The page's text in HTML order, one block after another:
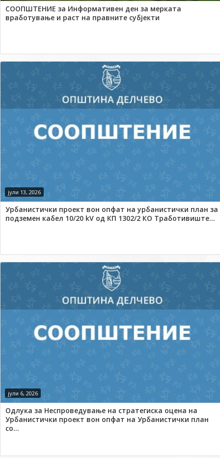
СООПШТЕНИЕ за Информативен ден за мерката
вработување и раст на правните субјекти
јули 13, 2026
Урбанистички проект вон опфат на урбанистички план за
подземен кабел 10/20 kV од КП 1302/2 КО Тработивиште...
јули 6, 2026
Одлука за Неспроведување на стратегиска оцена на
Урбанистички проект вон опфат на Урбанистички план
со...